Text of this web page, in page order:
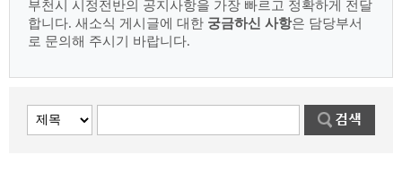
부천시 시정전반의 공지사항을 가장 빠르고 정확하게 전달
합니다. 새소식 게시글에 대한 궁금하신 사항은 담당부서
로 문의해 주시기 바랍니다.